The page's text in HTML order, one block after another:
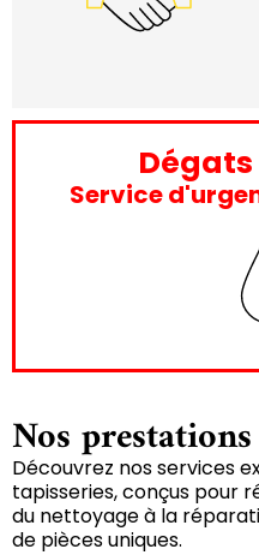
Service
Nos prestations
Découvrez nos services
tapisseries, conçus pour
du nettoyage à la
de pièces uniques.